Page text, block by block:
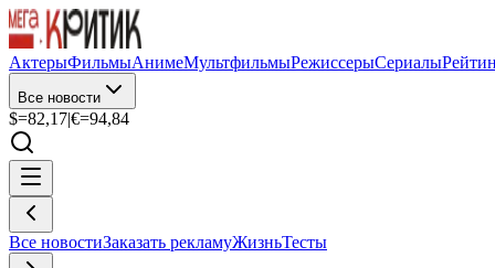
АктерыФильмыАнимеМультфильмыРежиссерыСериалы
Все новости
$=82,17|€=94,84
Все новостиЗаказать рекламуЖизньТесты